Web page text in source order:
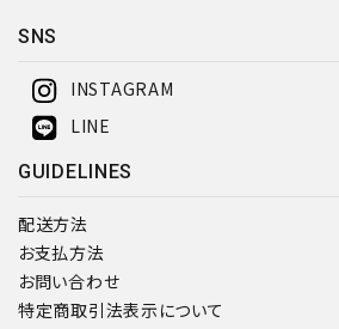
SNS
INSTAGRAM
LINE
GUIDELINES
配送方法
お支払方法
お問い合わせ
特定商取引法表示について